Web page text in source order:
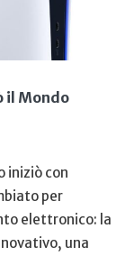
il Mondo
iniziò⁣ con
per
elettronico: la
una